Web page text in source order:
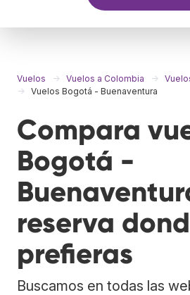
Vuelos Vuelos a Colombia
Vuelos Bogotá - Buenaventura
Compara
Bogotá -
reserva
prefieras
Buscamos en todas las